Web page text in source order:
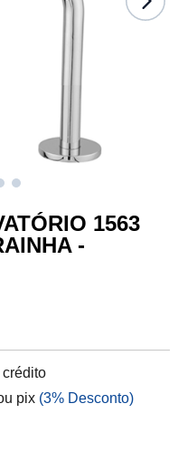
1563
-
crédito
pix (3% Desconto)